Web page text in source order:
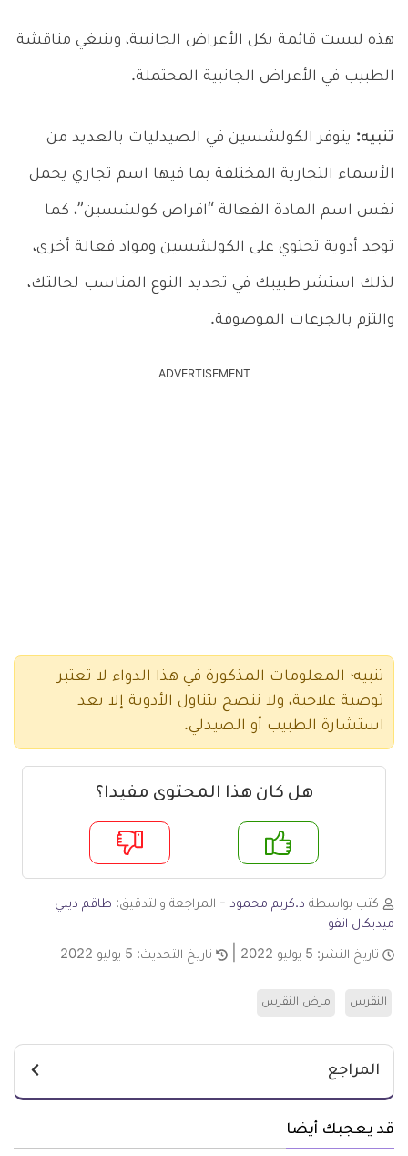
هذه ليست قائمة بكل الأعراض الجانبية، وينبغي مناقشة
الطبيب في الأعراض الجانبية المحتملة.
تنبيه: يتوفر الكولشسين في الصيدليات بالعديد من
الأسماء التجارية المختلفة بما فيها اسم تجاري يحمل
نفس اسم المادة الفعالة “اقراص كولشسين”، كما
توجد أدوية تحتوي على الكولشسين ومواد فعالة أخرى،
لذلك استشر طبيبك في تحديد النوع المناسب لحالتك،
والتزم بالجرعات الموصوفة.
ADVERTISEMENT
تنبيه؛ المعلومات المذكورة في هذا الدواء لا تعتبر
توصية علاجية، ولا ننصح بتناول الأدوية إلا بعد
استشارة الطبيب أو الصيدلي.
هل كان هذا المحتوى مفيدا؟
لا
كتب بواسطة د.كريم محمود - المراجعة والتدقيق: طاقم ديلي
ميديكال انفو
تاريخ النشر: 5 يوليو 2022 تاريخ التحديث: 5 يوليو 2022
النقرس مرض النقرس
المراجع
قد يعجبك أيضا